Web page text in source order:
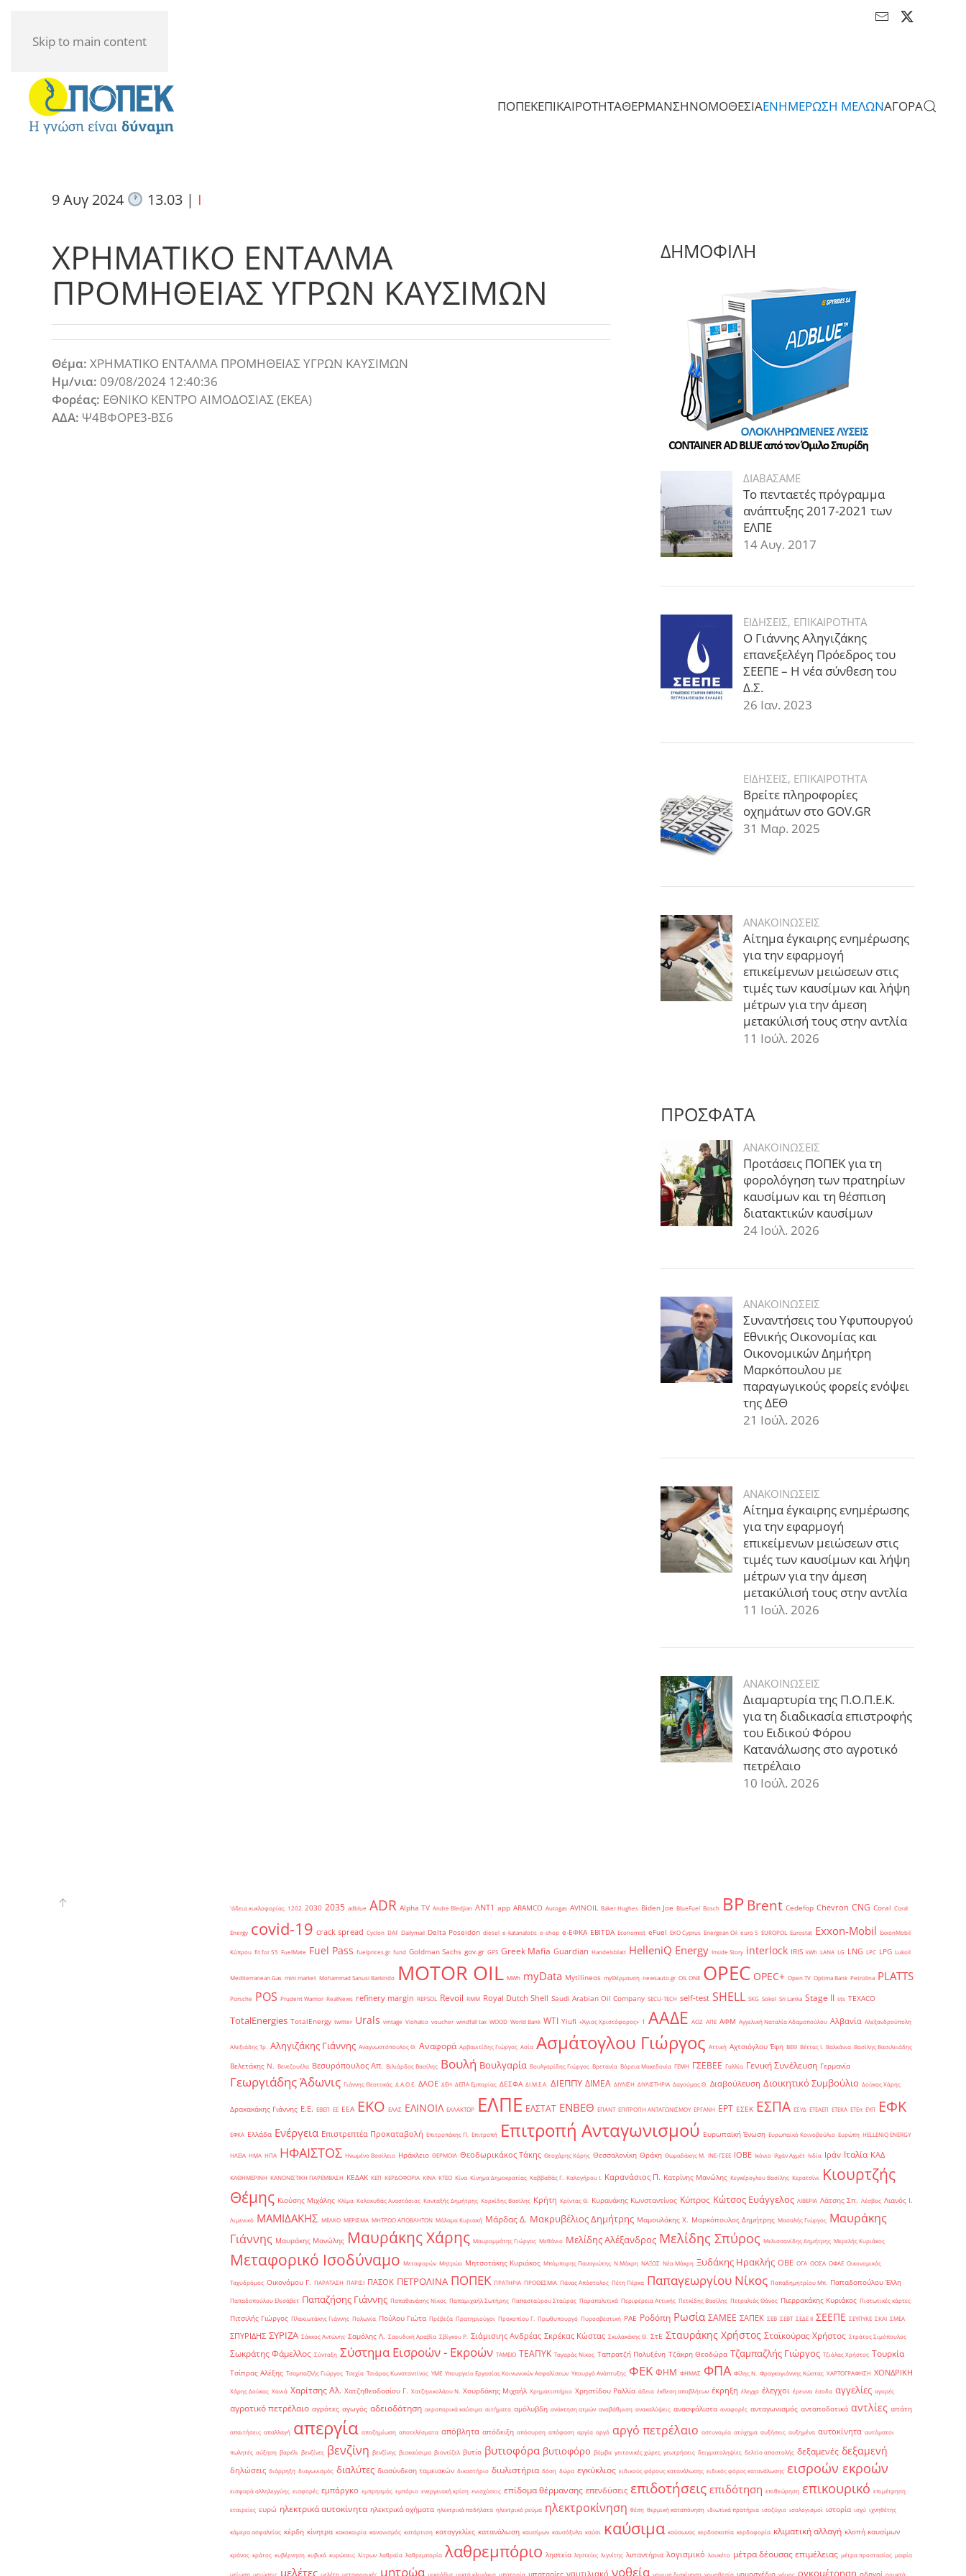
Skip to main content
ΠΟΠΕΚΕΠΙΚΑΙΡΟΤΗΤΑΘΕΡΜΑΝΣΗΝΟΜΟΘΕΣΙΑΕΝΗΜΕΡΩΣΗ ΜΕΛΩΝΑΓΟΡΑ
9 Αυγ 2024 13.03| I
ΧΡΗΜΑΤΙΚΟ ΕΝΤΑΛΜΑ
ΠΡΟΜΗΘΕΙΑΣ ΥΓΡΩΝ ΚΑΥΣΙΜΩΝ
Θέμα: ΧΡΗΜΑΤΙΚΟ ΕΝΤΑΛΜΑ ΠΡΟΜΗΘΕΙΑΣ ΥΓΡΩΝ ΚΑΥΣΙΜΩΝ
Ημ/νια: 09/08/2024 12:40:36
Φορέας: ΕΘΝΙΚΟ ΚΕΝΤΡΟ ΑΙΜΟΔΟΣΙΑΣ (ΕΚΕΑ)
ΑΔΑ: Ψ4ΒΦΟΡΕ3-ΒΣ6
ΔΗΜΟΦΙΛΗ
ΔΙΑΒΑΣΑΜΕ
Το πενταετές πρόγραμμα
ανάπτυξης 2017-2021 των
ΕΛΠΕ
14 Αυγ. 2017
ΕΙΔΗΣΕΙΣ, ΕΠΙΚΑΙΡΟΤΗΤΑ
Ο Γιάννης Αληγιζάκης
επανεξελέγη Πρόεδρος του
ΣΕΕΠΕ – Η νέα σύνθεση του
Δ.Σ.
26 Ιαν. 2023
ΕΙΔΗΣΕΙΣ, ΕΠΙΚΑΙΡΟΤΗΤΑ
Βρείτε πληροφορίες
οχημάτων στο GOV.GR
31 Μαρ. 2025
ΑΝΑΚΟΙΝΩΣΕΙΣ
Αίτημα έγκαιρης ενημέρωσης
για την εφαρμογή
επικείμενων μειώσεων στις
τιμές των καυσίμων και λήψη
μέτρων για την άμεση
μετακύλισή τους στην αντλία
11 Ιούλ. 2026
ΠΡΟΣΦΑΤΑ
ΑΝΑΚΟΙΝΩΣΕΙΣ
Προτάσεις ΠΟΠΕΚ για τη
φορολόγηση των πρατηρίων
καυσίμων και τη θέσπιση
διατακτικών καυσίμων
24 Ιούλ. 2026
ΑΝΑΚΟΙΝΩΣΕΙΣ
Συναντήσεις του Υφυπουργού
Εθνικής Οικονομίας και
Οικονομικών Δημήτρη
Μαρκόπουλου με
παραγωγικούς φορείς ενόψει
της ΔΕΘ
21 Ιούλ. 2026
ΑΝΑΚΟΙΝΩΣΕΙΣ
Αίτημα έγκαιρης ενημέρωσης
για την εφαρμογή
επικείμενων μειώσεων στις
τιμές των καυσίμων και λήψη
μέτρων για την άμεση
μετακύλισή τους στην αντλία
11 Ιούλ. 2026
ΑΝΑΚΟΙΝΩΣΕΙΣ
Διαμαρτυρία της Π.Ο.Π.Ε.Κ.
για τη διαδικασία επιστροφής
του Ειδικού Φόρου
Κατανάλωσης στο αγροτικό
πετρέλαιο
10 Ιούλ. 2026
'άδεια κυκλοφορίας 1202 2030 2035 adblue ADR Alpha TV Andre Bledjian ANT1 app ARAMCO Autogas AVINOIL Baker Hughes Biden Joe BlueFuel Bosch BPBrent Cedefop Chevron CNG Coral Coral
Energy covid-19 crack spread Cyclon DAF Dailymail Delta Poseidon diesel e-katanalotis e-shop e-ΕΦΚΑ EBITDA Economist eFuel EKO Cyprus Energean Oil euro 5 EUROPOL Eurostat Exxon-Mobil ExxonMobil
Κύπρου fit for 55 FuelMate Fuel Pass fuelprices.gr fund Goldman Sachs gov.gr GPS Greek Mafia Guardian Handelsblatt HelleniQ Energy Inside Story interlock IRIS kWh LANA LG LNG LPC LPG Lukoil
Mediterranean Gas mini market Mohammad Sanusi Barkindo MOTOR OIL MWh myData Mytilineos myΘέρμανση newsauto.gr OIL ONE OPEC OPEC+ Open TV Optima Bank Petrolina PLATTS
Porsche POS Prudent Warrior RealNews refinery margin REPSOL Revoil RMM Royal Dutch Shell Saudi Arabian Oil Company SECU-TECH self-test SHELL SKG Sokol Sri Lanka Stage II sts TEXACO
TotalEnergies TotalEnergy twitter Urals vintage Viohalco voucher windfall tax WOOD World Bank WTI Yiufi «Άγιος Χριστόφορος» ΄1 ΑΑΔΕ ΑΟΖ ΑΠΕ ΑΦΜ Αγγελική Ναταλία Αδαμοπούλου Αλβανία Αλεξανδρούπολη
Αλεξιάδης Τρ. Αληγιζάκης Γιάννης Αναγνωστόπουλος Θ. Αναφορά Αρβανιτίδης Γιώργος Ασία Ασμάτογλου Γιώργος Αττική Αχτσιόγλου Έφη ΒΕΘ Βέττας Ι. Βαλκάνια Βασίλης Βασιλειάδης
Βελετάκης Ν. Βενεζουέλα Βεσυρόπουλος Απ. Βιλιάρδος Βασίλης Βουλή Βουλγαρία Βουλγαρίδης Γιώργος Βρετανία Βόρεια Μακεδονία ΓΕΜΗ ΓΣΕΒΕΕ Γαλλία Γενική Συνέλευση Γερμανία
Γεωργιάδης Άδωνις Γιάννης Θεοτοκάς Δ.Α.Ο.Ε. ΔΑΟΕ ΔΕΗ ΔΕΠΑ Εμπορίας ΔΕΣΦΑ ΔΙ.Μ.Ε.Α. ΔΙΕΠΠΥ ΔΙΜΕΑ ΔΙΥΛΙΣΗ ΔΙΥΛΙΣΤΗΡΙΑ Δαγούμας Θ. Διαβούλευση Διοικητικό Συμβούλιο Δούκας Χάρης
Δρακακάκης Γιάννης Ε.Ε. ΕΒΕΠ ΕΕ ΕΕΑ ΕΚΟ ΕΛΑΣ ΕΛΙΝΟΙΛ ΕΛΛΑΚΤΩΡ ΕΛΠΕ ΕΛΣΤΑΤ ΕΝΒΕΘ ΕΠΑΝΤ ΕΠΙΤΡΟΠΗ ΑΝΤΑΓΩΝΙΣΜΟΥ ΕΡΓΑΝΗ ΕΡΤ ΕΣΕΚ ΕΣΠΑ ΕΣΥΔ ΕΤΕΑΕΠ ΕΤΕΚΑ ΕΤΕπ ΕΥΠ ΕΦΚ
ΕΦΚΑ Ελλάδα Ενέργεια Επιστρεπτέα Προκαταβολή Επιτροπάκης Π. Επιτροπή Επιτροπή Ανταγωνισμού Ευρωπαϊκή Ένωση Ευρωπαϊκό Κοινοβούλιο Ευρώπη ΗELLENiQ ENERGY
ΗΛΕΙΑ ΗΜΑ ΗΠΑ ΗΦΑΙΣΤΟΣ Ηνωμένο Βασίλειο Ηράκλειο ΘΕΡΜΟΙΛ Θεοδωρικάκος Τάκης Θεοχάρης Χάρης Θεσσαλονίκη Θράκη Θωμαδάκης Μ. ΙΝΕ-ΓΣΕΕ ΙΟΒΕ Ικόνιο Ιλχάν Αχμέτ Ινδία Ιράν Ιταλία ΚΑΔ
ΚΑΘΗΜΕΡΙΝΗ ΚΑΝΟΝΙΣΤΙΚΗ ΠΑΡΕΜΒΑΣΗ ΚΕΔΑΚ ΚΕΠ ΚΕΡΔΟΦΟΡΙΑ ΚΙΝΑ ΚΤΕΟ Κίνα Κίνημα Δημοκρατίας Καββαθάς Γ. Καλογήρου Ι. Καρανάσιος Π. Κατρίνης Μανώλης Κεγκέρογλου Βασίλης Κερατσίνι
Κιουρτζής
Θέμης Κιούσης Μιχάλης Κλίμα Κολοκυθάς Αναστάσιος Κονταξής Δημήτρης Κορκίδης Βασίλης Κρήτη Κρίντας Θ. Κυρανάκης Κωνσταντίνος Κύπρος Κώτσος Ευάγγελος ΛΙΒΕΡΙΑ Λάτσης Σπ. Λέσβος Λιανός Ι.
Λιμενικό ΜΑΜΙΔΑΚΗΣ ΜΕΛΚΟ ΜΕΡΙΣΜΑ ΜΗΤΡΩΟ ΑΠΟΒΛΗΤΩΝ Μάλαμα Κυριακή Μάρδας Δ. Μακρυβέλιος Δημήτρης Μαμουλάκης Χ. Μαρκόπουλος Δημήτρης Μασαλής Γιώργος Μαυράκης
Γιάννης Μαυράκης Μανώλης Μαυράκης Χάρης Μαυρομμάτης Γιώργος Μεθάνιο Μελίδης Αλέξανδρος Μελίδης Σπύρος Μελισσανίδης Δημήτρης Μερελής Κυριάκος
Μεταφορικό Ισοδύναμο Μεταφορών Μητρώο Μητσοτάκης Κυριάκος Μπόμπορης Παναγιώτης Ν.Μάκρη ΝΑΞΟΣ Νέα Μάκρη Ξυδάκης Ηρακλής ΟΒΕ ΟΓΑ ΟΟΣΑ ΟΦΑΕ Οικονομικός
Ταχυδρόμος Οικονόμου Γ. ΠΑΡΑΤΑΣΗ ΠΑΡΙΣΙ ΠΑΣΟΚ ΠΕΤΡΟΛΙΝΑ ΠΟΠΕΚ ΠΡΑΤΗΡΙΑ ΠΡΟΘΕΣΜΙΑ Πάνας Απόστολος Πέτη Πέρκα Παπαγεωργίου Νίκος Παπαδημητρίου Μπ. Παπαδοπούλου Έλλη
Παπαδοπούλου Ελισάβετ Παπαζήσης Γιάννης Παπαθανάσης Νίκος Παπαμιχαήλ Σωτήρης Παπασταύρου Σταύρος Παραπολιτικά Περιφέρεια Αττικής Πετκίδης Βασίλης Πετραλιάς Θάνος Πιερρακάκης Κυριάκος Πιστωτικές κάρτες
Πιτσιλής Γιώργος Πλακιωτάκης Γιάννης Πολωνία Πούλου Γιώτα Πρέβεζα Πρατηριούχοι Προκοπίου Γ. Πρωθυπουργό Πυροσβεστική ΡΑΕ Ροδόπη Ρωσία ΣΑΜΕΕ ΣΑΠΕΚ ΣΕΒ ΣΕΒΤ ΣΕΔΕ ΙΙ ΣΕΕΠΕ ΣΕΥΠΥΚΕ ΣΚΑΙ ΣΜΕΑ
ΣΠΥΡΙΔΗΣ ΣΥΡΙΖΑ Σάκκος Αντώνης Σαμόλης Λ. Σαουδική Αραβία Σβίγκου Ρ. Σιάμισιης Ανδρέας Σκρέκας Κώστας Σκυλακάκης Θ. ΣτΕ Σταυράκης Χρήστος Σταϊκούρας Χρήστος Στράτος Σιμόπουλος
Σωκράτης Φάμελλος Σύνταξη Σύστημα Εισροών - Εκροών ΤΑΜΕΙΟ ΤΕΑΠΥΚ Ταγαράς Νίκος Ταπρατζή Πολυξένη Τζάκρη Θεοδώρα Τζαμπαζλής Γιώργος Τζιόλας Χρήστος Τουρκία
Τσίπρας Αλέξης Τσαμπαζλής Γιώργος Τσεχία Τσιάρας Κωνσταντίνος ΥΜΕ Υπουργείο Εργασίας Κοινωνικών Ασφαλίσεων Υπουργό Ανάπτυξης ΦΕΚ ΦΗΜ ΦΗΜΑΣ ΦΠΑ Φίλης Ν. Φραγκογιάννης Κώστας ΧΑΡΤΟΓΡΑΦΗΣΗ ΧΟΝΔΡΙΚΗ
Χάρης Δούκας Χανιά Χαρίτσης Αλ. Χατζηθεοδοσίου Γ. Χατζηνικολάου Ν. Χουρδάκης Μιχαήλ Χρηματιστήριο Χρηστίδου Ραλλία άδεια έκθεση αποβλήτων έκρηξη έλεγχο έλεγχοι έρευνα έσοδα αγγελίες αγορές
αγροτικό πετρέλαιο αγρότες αγωγός αδειοδότηση αεροπορικά καύσιμα αιτήματα αμόλυβδη ανάκτηση ατμών αναβάθμιση ανακαλύψεις ανασφάλιστα αναφορές ανταγωνισμός ανταποδοτικά αντλίες απάτη
απαιτήσεις απαλλαγή απεργία αποζημίωση αποτελέσματα απόβλητα απόδειξη απόσυρση απόφαση αργία αργό αργό πετρέλαιο αστυνομία ατύχημα αυξήσεις αυξημένα αυτοκίνητα αυτόματοι
πωλητές αύξηση βαρέλι βενζίνες βενζίνη βενζίνης βιοκαύσιμα βιοντίζελ βυτίο βυτιοφόρα βυτιοφόρο βόμβα γειτονικές χώρες γεωτρήσεις δειγματοληψίες δελτίο αποστολής δεξαμενές δεξαμενή
δηλώσεις διάρρηξη διαγωνισμός διαλύτες διασύνδεση ταμειακών δικαστήριο διυλιστήρια δόση δώρα εγκύκλιος ειδικούς φόρους κατανάλωσης ειδικός φόρος κατανάλωσης εισροών εκροών
εισφορά αλληλεγγύης εισφορές εμπάργκο εμπρησμός εμπόριο ενεργειακή κρίση ενισχύσεις επίδομα θέρμανσης επενδύσεις επιδοτήσεις επιδότηση επιθεώρηση επικουρικό επιμέτρηση
εταιρείες ευρώ ηλεκτρικά αυτοκίνητα ηλεκτρικά οχήματα ηλεκτρικά ποδήλατα ηλεκτρικό ρεύμα ηλεκτροκίνηση θέση θερμική καταπόνηση ιδιωτικά πρατήρια ισοζύγιο ισολογισμοί ιστορία ισχύ ιχνηθέτης
κάμερα ασφαλείας κέρδη κίνητρα κακοκαιρία κανονισμός κατάρτιση καταγγελίες κατανάλωση καυσίμων καυσόξυλα καύσι καύσιμα καύσωνας κερδοσκοπία κερδοφορία κλιματική αλλαγή κλοπή καυσίμων
κράνος κράτος κυβέρνηση κυβικά κυρώσεις λίτρων λαθραία λαθρεμπορία λαθρεμπόριο ληστεία ληστείες λιγνίτης λιπαντήρια λογισμικό λουκέτο μέτρα δέουσας επιμέλειας μέτρα προστασίας μαφία
μείωση μειώσεις μελέτες μελέτη μεταφορικές μητρώα μικρόβια μικτά κλιμάκια μπαταρία ναυτιλιακό νοθεία νομιμη διακίνηση νομοθεσία νόμος ογκομέτρηση ορυκτά